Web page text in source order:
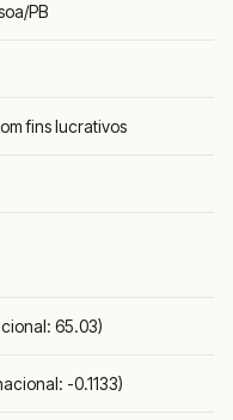
PB
fins lucrativos
65.03)
-0.1133)